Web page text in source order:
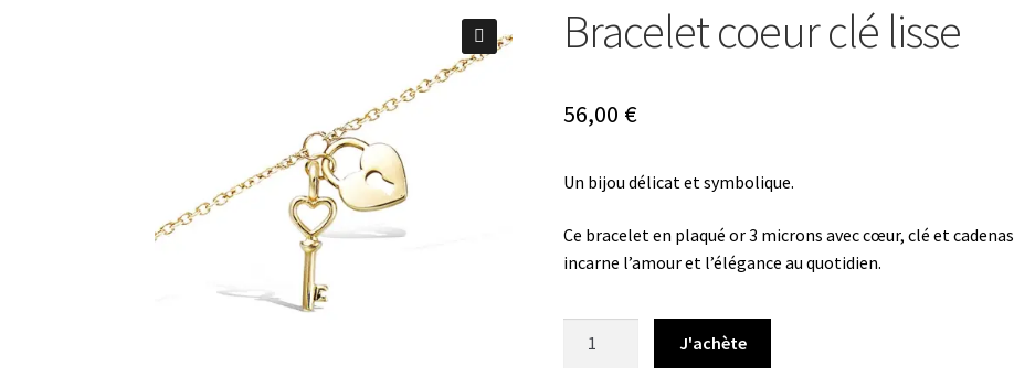
🔍
Bracelet coeur clé lisse
56,00 €
Un bijou délicat et symbolique.
Ce bracelet en plaqué or 3 microns avec cœur, clé et cadenas
incarne l’amour et l’élégance au quotidien.
J'achète